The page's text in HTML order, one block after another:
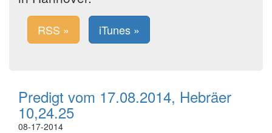
RSS » iTunes »
Predigt vom 17.08.2014, Hebräer
10,24.25
08-17-2014